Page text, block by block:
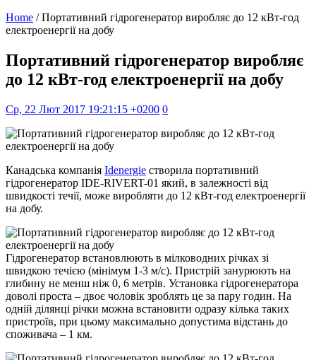
Home / Портативний гідрогенератор виробляє до 12 кВт-год
електроенергії на добу
Портативний гідрогенератор виробляє
до 12 кВт-год електроенергії на добу
Ср, 22 Лют 2017 19:21:15 +0200 0
Канадська компанія Idenergie створила портативний
гідрогенератор IDE-RIVERT-01 який, в залежності від
швидкості течії, може виробляти до 12 кВт-год електроенергії
на добу.
Гідрогенератор встановлюють в мілководних річках зі
швидкою течією (мінімум 1-3 м/с). Пристрій занурюють на
глибину не менш ніж 0, 6 метрів. Установка гідрогенератора
доволі проста – двоє чоловік зроблять це за пару годин. На
одній ділянці річки можна встановити одразу кілька таких
пристроїв, при цьому максимально допустима відстань до
споживача – 1 км.